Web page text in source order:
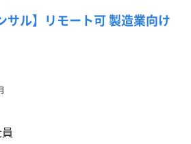
サル】リモート可 製造業向け